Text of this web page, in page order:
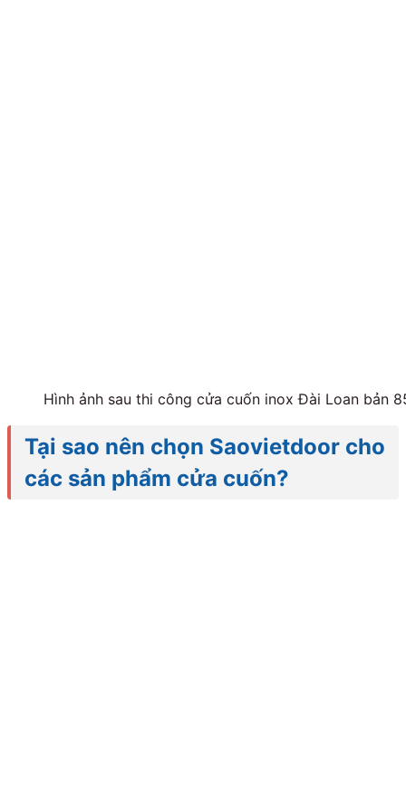
Hình ảnh sau thi công cửa cuốn inox Đài Loan bản
Tại sao nên chọn Saovietdoor cho
các sản phẩm cửa cuốn?